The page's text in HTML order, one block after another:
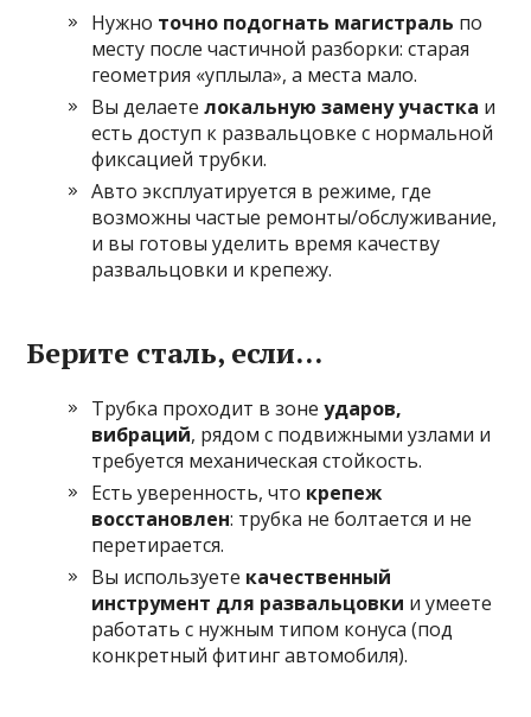
Нужно точно подогнать магистраль по
месту после частичной разборки: старая
геометрия «уплыла», а места мало.
Вы делаетелокальную замену участка и
есть доступ к развальцовке с нормальной
фиксацией трубки.
Авто эксплуатируется в режиме, где
возможны частые ремонты/обслуживание,
и вы готовы уделить время качеству
развальцовки и крепежу.
Берите сталь, если…
Трубка проходит в зонеударов,
вибраций, рядом с подвижными узлами и
требуется механическая стойкость.
Есть уверенность, что крепеж
восстановлен: трубка не болтается и не
перетирается.
Вы используете качественный
инструмент для развальцовки и умеете
работать с нужным типом конуса (под
конкретный фитинг автомобиля).